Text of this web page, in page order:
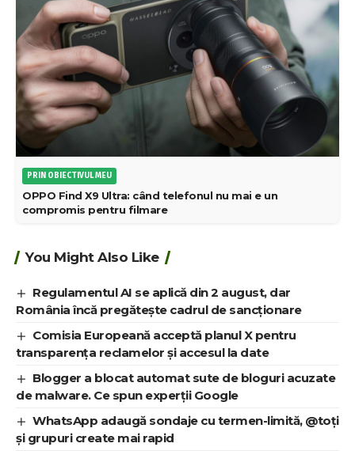
PRIN OBIECTIVUL MEU
OPPO Find X9 Ultra: când telefonul nu mai e un
compromis pentru filmare
You Might Also Like
Regulamentul AI se aplică din 2 august, dar
România încă pregătește cadrul de sancționare
Comisia Europeană acceptă planul X pentru
transparența reclamelor și accesul la date
Blogger a blocat automat sute de bloguri acuzate
de malware. Ce spun experții Google
WhatsApp adaugă sondaje cu termen-limită, @toți
și grupuri create mai rapid